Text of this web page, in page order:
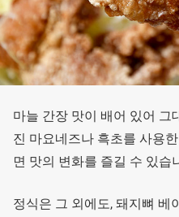
마늘 간장 맛이 배어 있어 그
진 마요네즈나 흑초를 사용
면 맛의 변화를 즐길 수 있습
정식은 그 외에도, 돼지뼈 베